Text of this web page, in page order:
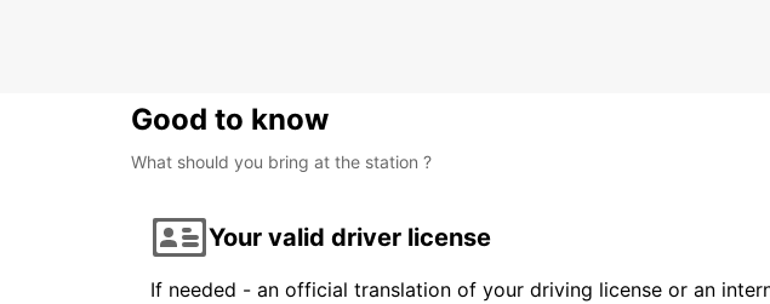
Good to know
What should you bring at the station ?
Your valid driver license
If needed - an official translation of your driving license or an